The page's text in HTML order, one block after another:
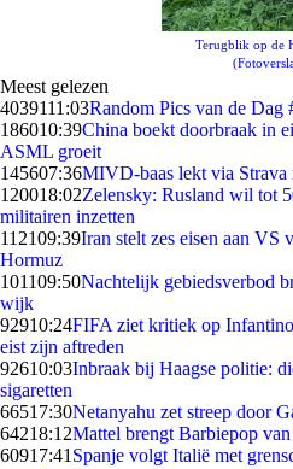
Terugblik op de
Meest gelezen
4039111:03Random Pics van de Dag
186010:39China boekt doorbraak in
ASML groeit
145607:36MIVD-baas lekt via Strava
120018:02Zelensky: Rusland wil tot
militairen inzetten
112109:39Iran stelt zes eisen aan VS
Hormuz
101109:50Nachtelijk gebiedsverbod
wijk
92910:24FIFA ziet kritiek op
eist zijn aftreden
92610:03Inbraak bij Haagse politie:
sigaretten
66517:30Netanyahu zet streep door
64218:12Mattel brengt Barbiepop
60917:41 Spanje volgt Italië met